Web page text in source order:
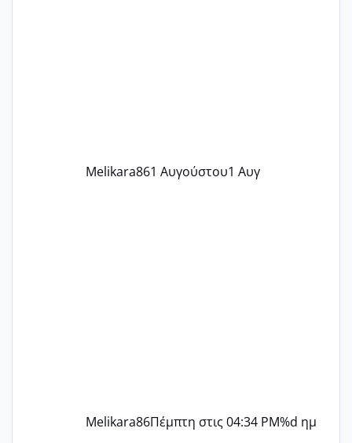
Melikara861 Αυγούστου1 Αυγ
Melikara86Πέμπτη στις 04:34 PM%d ημ